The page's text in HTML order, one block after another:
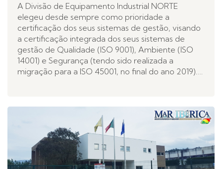
A Divisão de Equipamento Industrial NORTE
elegeu desde sempre como prioridade a
certificação dos seus sistemas de gestão, visando
a certificação integrada dos seus sistemas de
gestão de Qualidade (ISO 9001), Ambiente (ISO
14001) e Segurança (tendo sido realizada a
migração para a ISO 45001, no final do ano 2019).…